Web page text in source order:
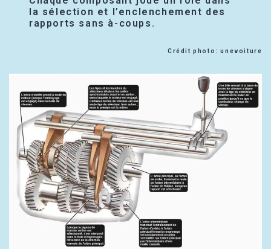
la sélection et l’enclenchement des
rapports sans à-coups.
Crédit photo: unevoiture